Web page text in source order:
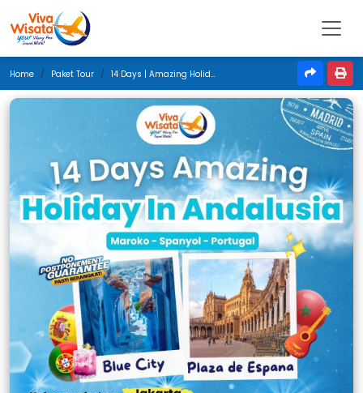
Home Paket Tour 14 Days | Amazing Holiday In Andalusia | November 2025 | Jakarta